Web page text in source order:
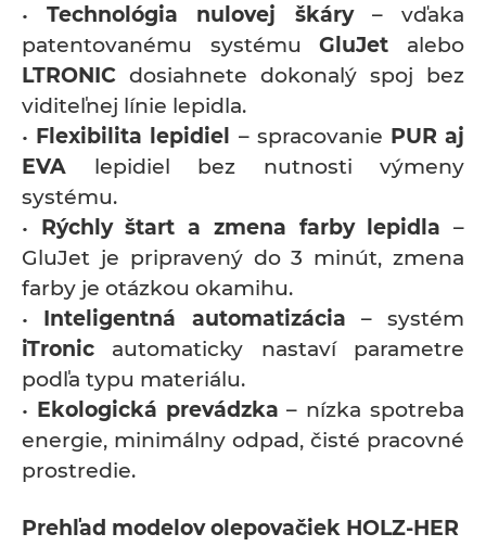
•Technológia nulovej škáry– vďaka
patentovanému systémuGluJet alebo
LTRONIC dosiahnete dokonalý spoj bez
viditeľnej línie lepidla.
• Flexibilita lepidiel – spracovanie PUR aj
EVA lepidiel bez nutnosti výmeny
systému.
• Rýchly štart a zmena farby lepidla –
GluJet je pripravený do 3 minút, zmena
farby je otázkou okamihu.
• Inteligentná automatizácia – systém
iTronic automaticky nastaví parametre
podľa typu materiálu.
• Ekologická prevádzka – nízka spotreba
energie, minimálny odpad, čisté pracovné
prostredie.
Prehľad modelov olepovačiek HOLZ-HER